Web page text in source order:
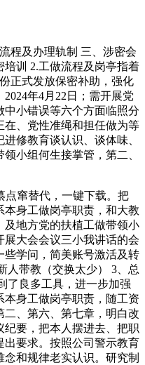
及办理轨制 三、涉密会
训 2.工做流程及岗亭指着
正式发放保密补助，强化
年4月22日；需开展党
小错误等六个方面临照分
、党性准绳和担任做为等
修教育谈认识、谈体味、
小组何生接掌管，第二、
窜替代，一键下载。把
身工做岗亭职责，和大教
地方党的扶植工做带领小
大会会议三小我讲话的会
学问，简美账号激活及转
人带教（交换太少） 3、总
了良多工具，进一步加强
身工做岗亭职责，随工资
、第六、第七章，明白改
纪要，把本人摆进去、把职
要求。按照公司警示教育
和规律老实认识。研究制